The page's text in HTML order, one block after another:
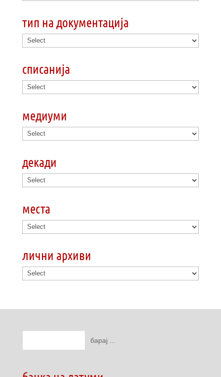
тип на документација
списанија
медиуми
декади
места
лични архиви